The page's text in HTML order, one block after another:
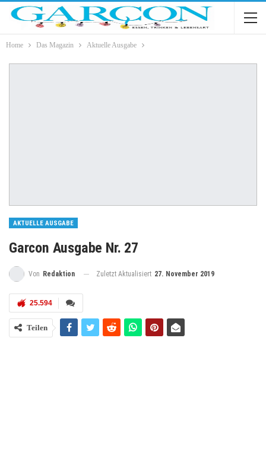
Home Das Magazin Aktuelle Ausgabe
AKTUELLE AUSGABE
Garcon Ausgabe Nr. 27
Von Redaktion Zuletzt Aktualisiert 27. November 2019
25.594
Teilen